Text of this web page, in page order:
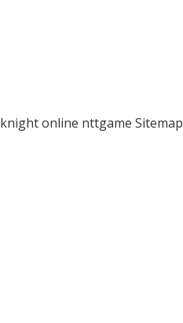
knight online nttgame Sitemap